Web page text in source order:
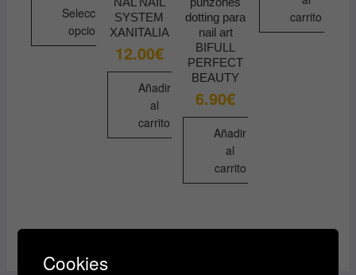
desde
6.90€
hasta
8.40€
Seleccionar
opciones
producto
elegir
la
SYSTEM
XANITALIA
12.00€
Añadir
al
carrito
dotting para
nail art
BIFULL
PERFECT
BEAUTY
6.90€
Añadir
al
carrito
carrito
Cookies